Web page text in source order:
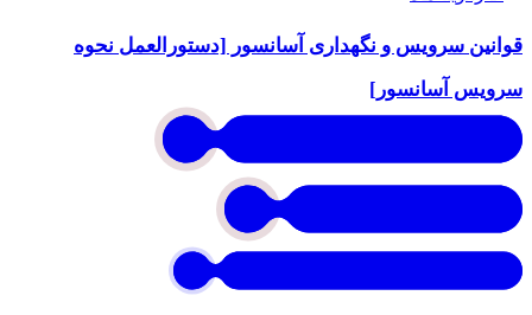
قوانین سرویس و نگهداری آسانسور [دستورالعمل نحوه
سرویس آسانسور]